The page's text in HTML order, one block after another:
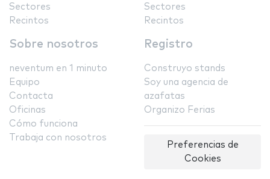
Sectores
Recintos
Sectores
Recintos
Sobre nosotros
neventum en 1 minuto
Equipo
Contacta
Oficinas
Cómo funciona
Trabaja con nosotros
Registro
Construyo stands
Soy una agencia de
azafatas
Organizo Ferias
Preferencias de
Cookies